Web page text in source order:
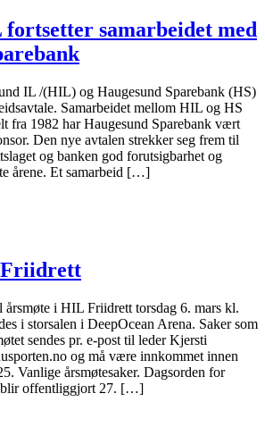
fortsetter samarbeidet med
IL /(HIL) og Haugesund Sparebank (HS)
Samarbeidet mellom HIL og HS
fra 1982 har Haugesund Sparebank vært
Den nye avtalen strekker seg frem til
og banken god forutsigbarhet og
årene. Et samarbeid […]
i HIL Friidrett torsdag 6. mars kl.
i storsalen i DeepOcean Arena. Saker som
sendes pr. e-post til leder Kjersti
og må være innkommet innen
Vanlige årsmøtesaker. Dagsorden for
blir offentliggjort 27. […]